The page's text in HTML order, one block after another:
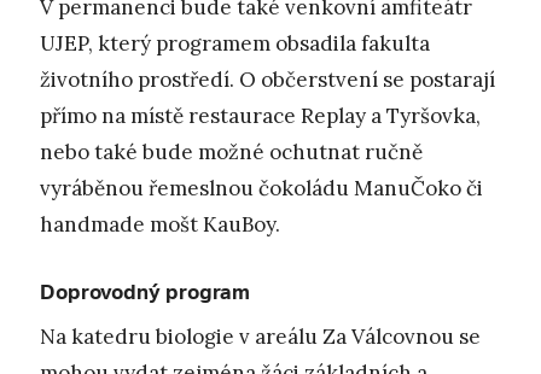
V permanenci bude také venkovní amfiteátr
UJEP, který programem obsadila fakulta
životního prostředí. O občerstvení se postarají
přímo na místě restaurace Replay a Tyršovka,
nebo také bude možné ochutnat ručně
vyráběnou řemeslnou čokoládu ManuČoko či
handmade mošt KauBoy.
Doprovodný program
Na katedru biologie v areálu Za Válcovnou se